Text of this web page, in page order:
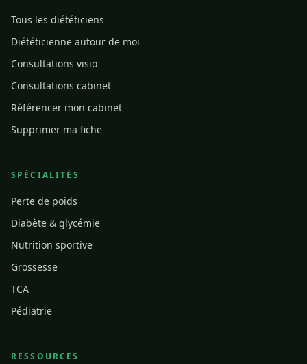
Tous les diététiciens
Diététicienne autour de moi
Consultations visio
Consultations cabinet
Référencer mon cabinet
Supprimer ma fiche
SPÉCIALITÉS
Perte de poids
Diabète & glycémie
Nutrition sportive
Grossesse
TCA
Pédiatrie
RESSOURCES